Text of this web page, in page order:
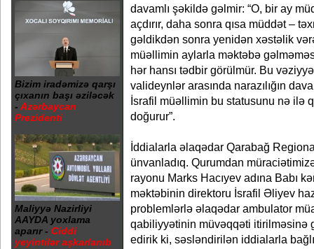
Bizim iradəmizə qarşı
çıxanın başı əziləcək
- Azərbaycan
Prezidenti
Maliyyə Nazirliyi
AAYDA yoxlama
aparır - Ciddi
yeyintilər aşkarlanıb
davamlı şəkildə gəlmir: “O, bir ay
açdırır, daha sonra qısa müddət –
gəldikdən sonra yenidən xəstəlik
müəllimin aylarla məktəbə
hər hansı tədbir görülmür. Bu
valideynlər arasında narazılığın
İsrafil müəllimin bu statusunu nə ilə
doğurur”.
İddialarla əlaqədar Qarabağ
ünvanladıq. Qurumdan
rayonu Marks Hacıyev adına Babı
məktəbinin direktoru İsrafil Əliyev
problemlərlə əlaqədar ambulator
qabiliyyətinin müvəqqəti itirilməsinə
edirik ki, səsləndirilən iddialarla bağlı